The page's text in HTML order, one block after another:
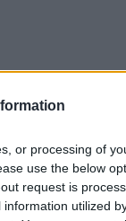
or processing of
use the below
request is
utilized